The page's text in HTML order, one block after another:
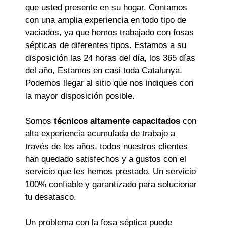
que usted presente en su hogar. Contamos
con una amplia experiencia en todo tipo de
vaciados, ya que hemos trabajado con fosas
sépticas de diferentes tipos. Estamos a su
disposición las 24 horas del día, los 365 días
del año, Estamos en casi toda Catalunya.
Podemos llegar al sitio que nos indiques con
la mayor disposición posible.
Somos técnicos altamente capacitados con
alta experiencia acumulada de trabajo a
través de los años, todos nuestros clientes
han quedado satisfechos y a gustos con el
servicio que les hemos prestado. Un servicio
100% confiable y garantizado para solucionar
tu desatasco.
Un problema con la fosa séptica puede